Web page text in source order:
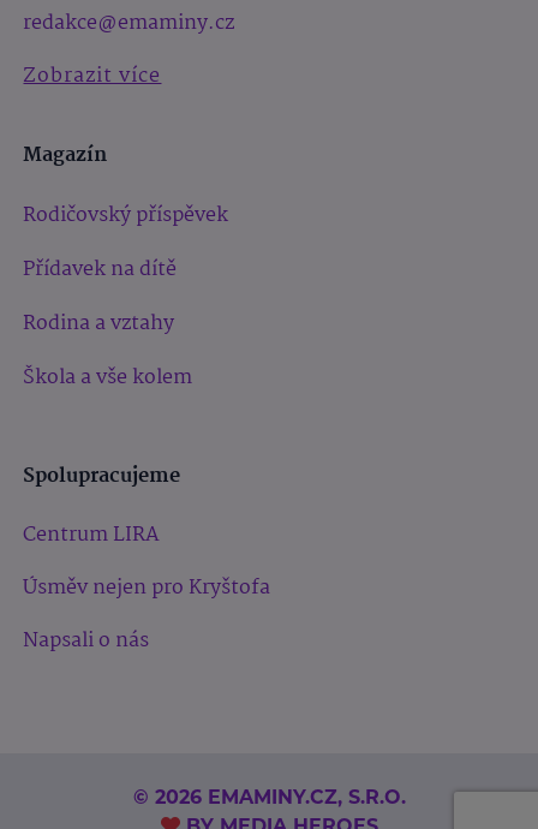
redakce@emaminy.cz
Zobrazit více
Magazín
Rodičovský příspěvek
Přídavek na dítě
Rodina a vztahy
Škola a vše kolem
Spolupracujeme
Centrum LIRA
Úsměv nejen pro Kryštofa
Napsali o nás
© 2026 EMAMINY.CZ, S.R.O.